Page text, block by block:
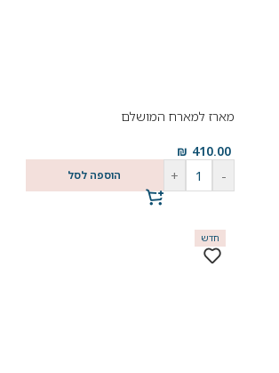
מארז למארח המושלם
410.00
₪
-
+ הוספה לסל
חדש